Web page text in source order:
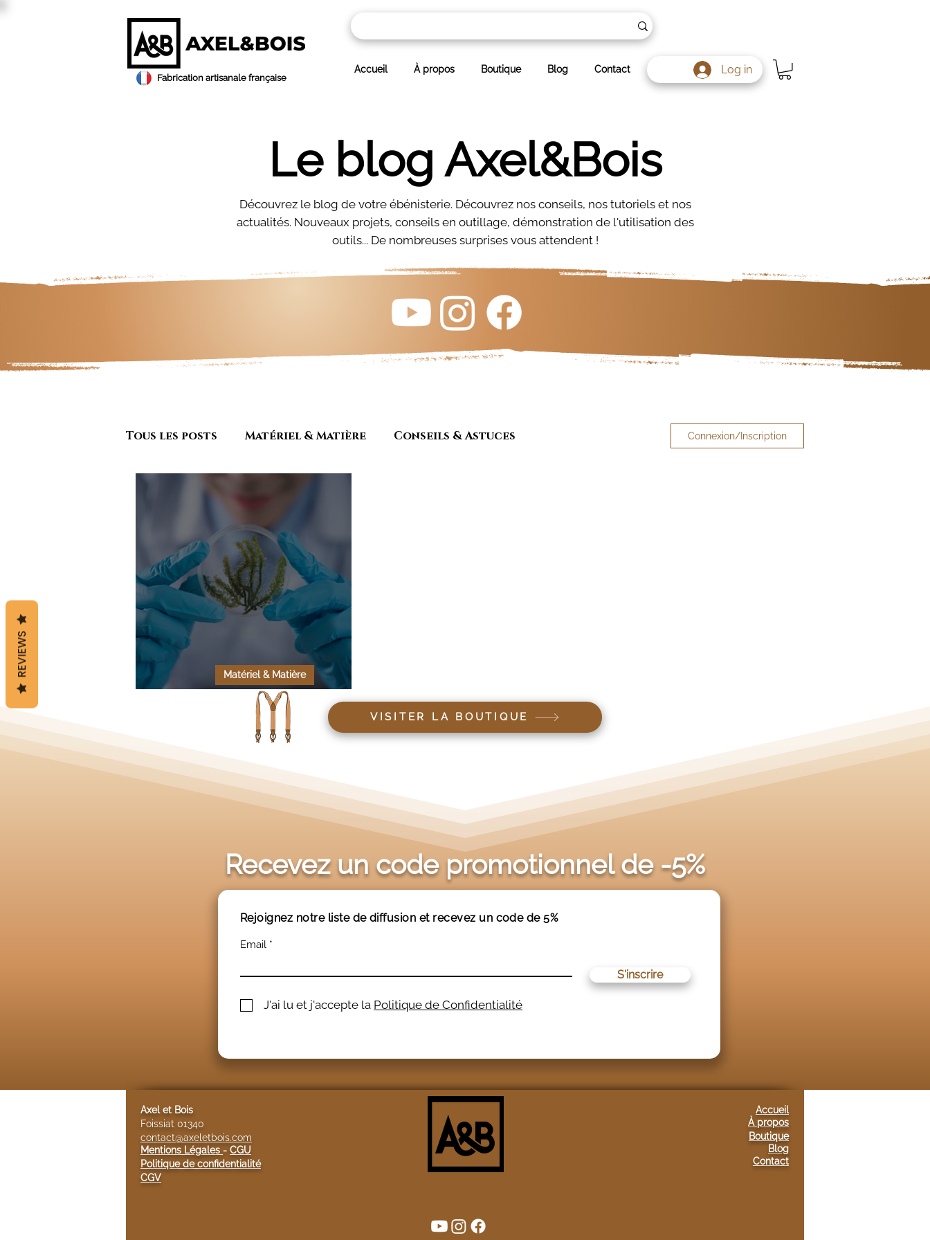
Fabrication artisanale française
Accueil À propos Boutique Blog Contact Log in
Le blog Axel&Bois
Découvrez le blog de votre ébénisterie. Découvrez nos conseils, nos tutoriels et nos
actualités. Nouveaux projets, conseils en outillage, démonstration de l'utilisation des
outils... De nombreuses surprises vous attendent !
Tous les posts Matériel & Matière Conseils & Astuces
Actualité & Secteur
Artisanat et entrepreunariat
Connexion/Inscription
Le bois est-il antibactérien ?
Matériel & Matière
VISITER LA BOUTIQUE
Recevez un code promotionnel de -5%
Rejoignez notre liste de diffusion et recevez un code de 5%
Email
S'inscrire
J'ai lu et j'accepte la Politique de Confidentialité
Axel et Bois
Foissiat 01340
contact@axeletbois.com
Mentions Légales - CGU
Politique de confidentialité
CGV
Accueil
À propos
Boutique
Blog
Contact
REVIEWS